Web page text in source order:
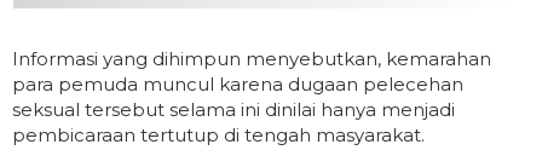
Informasi yang dihimpun menyebutkan, kemarahan
para pemuda muncul karena dugaan pelecehan
seksual tersebut selama ini dinilai hanya menjadi
pembicaraan tertutup di tengah masyarakat.